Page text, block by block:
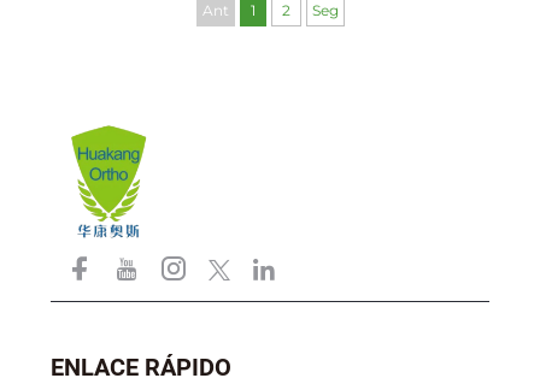
Ant 1 2 Seg
ENLACE RÁPIDO